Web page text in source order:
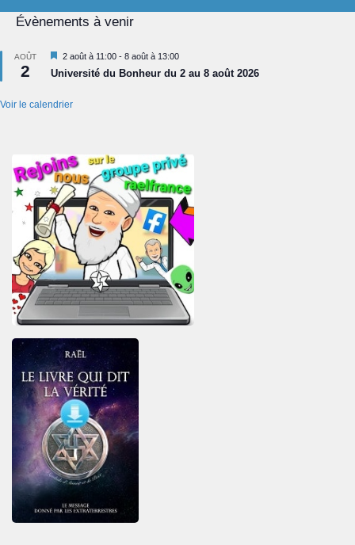
Évènements à venir
AOÛT
2
Mis
en
avant
2 août à 11:00 - 8 août à 13:00
Université du Bonheur du 2 au 8 août 2026
Voir le calendrier